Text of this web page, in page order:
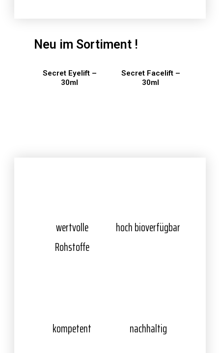
Neu im Sortiment !
Secret Eyelift –
30ml
Secret Facelift –
30ml
wertvolle
Rohstoffe
hoch bioverfügbar
kompetent nachhaltig